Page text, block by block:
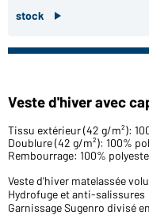
stock
Veste d'hiver avec
Tissu extérieur (42 g/m²):
Doublure (42 g/m²): 100%
Rembourrage: 100%
Veste d'hiver matelassée
Hydrofuge et anti-salissures
Garnissage Sugenro divisé